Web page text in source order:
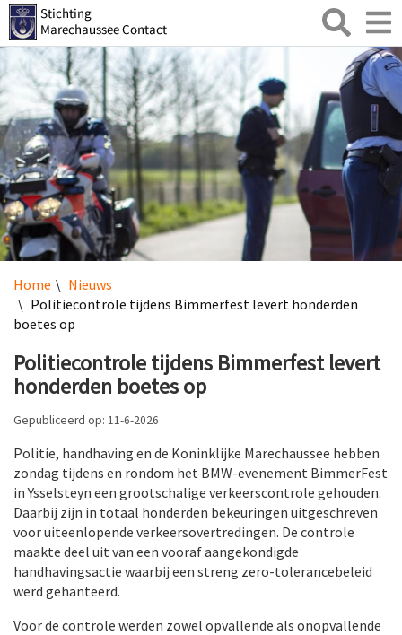
Zoeken
Home
Nieuws
Politiecontrole tijdens Bimmerfest levert honderden
boetes op
Politiecontrole tijdens Bimmerfest levert
honderden boetes op
Gepubliceerd op: 11-6-2026
Politie, handhaving en de Koninklijke Marechaussee hebben
zondag tijdens en rondom het BMW-evenement BimmerFest
in Ysselsteyn een grootschalige verkeerscontrole gehouden.
Daarbij zijn in totaal honderden bekeuringen uitgeschreven
voor uiteenlopende verkeersovertredingen. De controle
maakte deel uit van een vooraf aangekondigde
handhavingsactie waarbij een streng zero-tolerancebeleid
werd gehanteerd.
Voor de controle werden zowel opvallende als onopvallende